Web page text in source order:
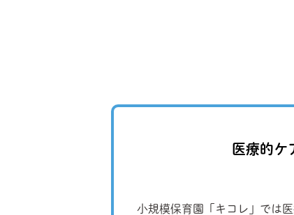
医療的ケ
小規模保育園「キコレ」では